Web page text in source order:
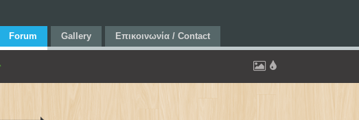
Forum Gallery Επικοινωνία / Contact